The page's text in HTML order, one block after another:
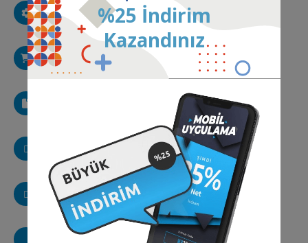
Ayarlar
Mobil uygulama içi ayar paneli
E-Ticaret
Eticaret siteniz için uygulama
Google Ads, AdMob reklamları
WordPress Uyumlu
WordPress siteleriniz için mobil uygulama
Google Analitik
Google Analytics kodu entegrasyonu
Haber Sitesi
%25 İndirim
Kazandınız